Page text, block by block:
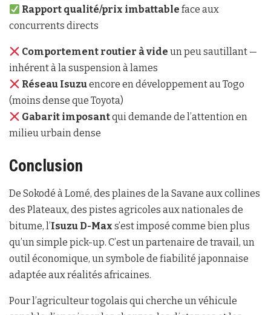
Rapport qualité/prix imbattable face aux
concurrents directs
Comportement routier à vide un peu sautillant —
inhérent à la suspension à lames
Réseau Isuzuencore en développement au Togo
(moins dense que Toyota)
Gabarit imposantqui demande de l’attention en
milieu urbain dense
Conclusion
De Sokodé à Lomé, des plaines de la Savane aux collines
des Plateaux, des pistes agricoles aux nationales de
bitume, l’Isuzu D-Max s’est imposé comme bien plus
qu’un simple pick-up. C’est un partenaire de travail, un
outil économique, un symbole de fiabilité japonnaise
adaptée aux réalités africaines.
Pour l’agriculteur togolais qui cherche un véhicule